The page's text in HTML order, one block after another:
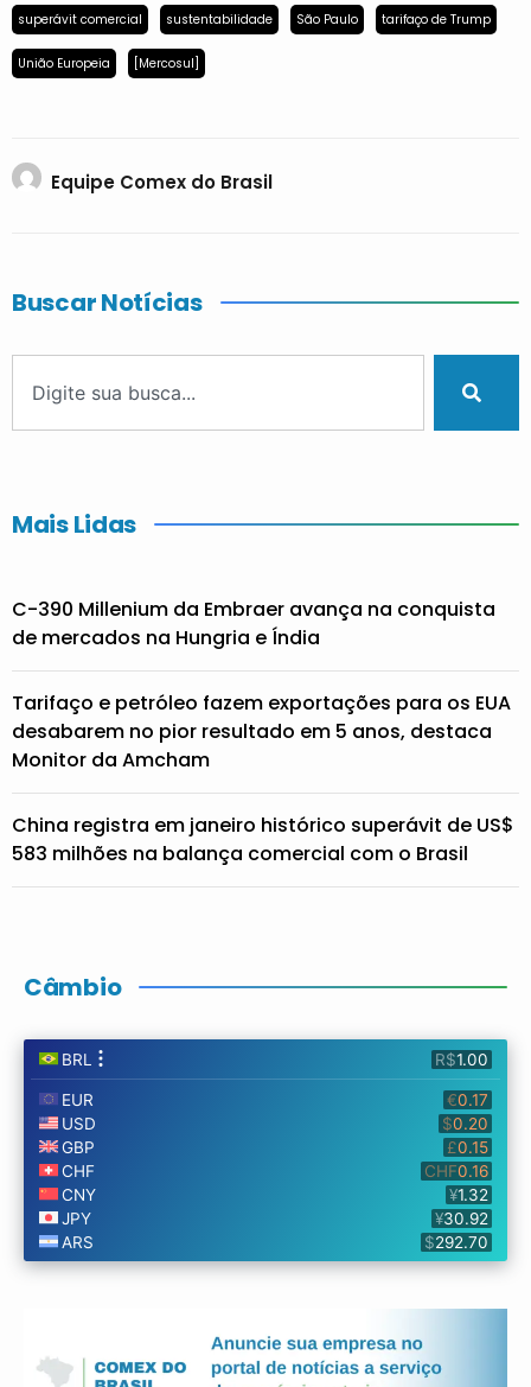
superávit comercial sustentabilidade São Paulo tarifaço de Trump
União Europeia [Mercosul]
Equipe Comex do Brasil
Buscar Notícias
Mais Lidas
C-390 Millenium da Embraer avança na conquista
de mercados na Hungria e Índia
Tarifaço e petróleo fazem exportações para os EUA
desabarem no pior resultado em 5 anos, destaca
Monitor da Amcham
China registra em janeiro histórico superávit de US$
583 milhões na balança comercial com o Brasil
Câmbio